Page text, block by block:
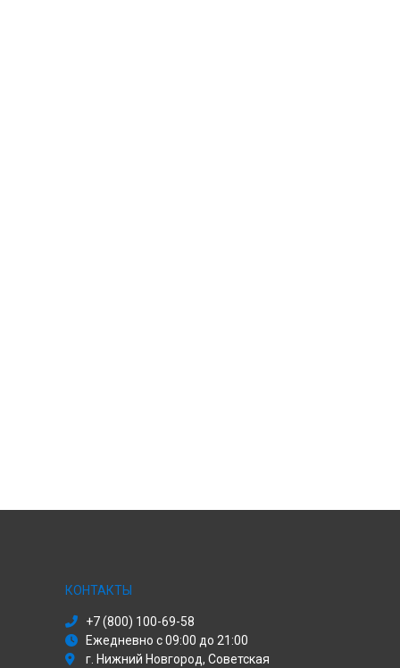
КОНТАКТЫ
+7 (800) 100-69-58
Ежедневно с 09:00 до 21:00
г. Нижний Новгород, Советская